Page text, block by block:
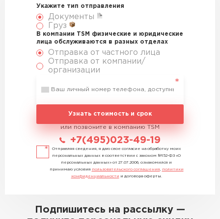
Укажите тип отправления
Документы
Груз
В компании TSM физические и юридические
лица обслуживаются в разных отделах
Отправка от частного лица
Отправка от компании/
организации
Узнать стоимость и срок
или позвоните в компанию TSM
+7(495)023-49-19
Отправляя сведения, я даю свое согласие на обработку моих
персональных данных в соответствии с законом №152-ФЗ «О
персональных данных» от 27.07.2006, ознакомился и
принимаю условия пользовательского соглашения
политики
конфиденциальности и договора оферты.
Подпишитесь на рассылку —